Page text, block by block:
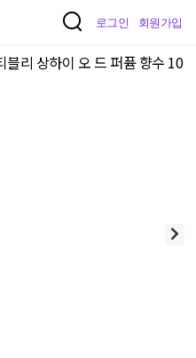
로그인 회원가입